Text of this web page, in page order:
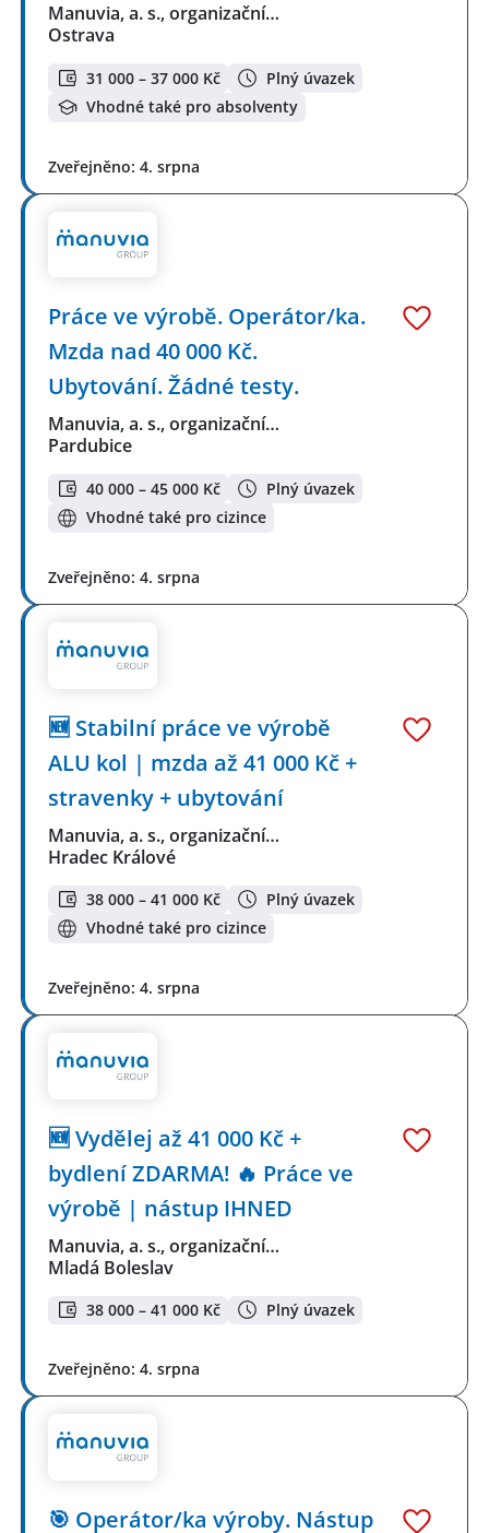
Manuvia, a. s., organizační…
Ostrava
31 000 – 37 000 Kč
Plný úvazek
Vhodné také pro absolventy
Zveřejněno: 4. srpna
Práce ve výrobě. Operátor/ka.
Mzda nad 40 000 Kč.
Ubytování. Žádné testy.
Manuvia, a. s., organizační…
Pardubice
40 000 – 45 000 Kč
Plný úvazek
Vhodné také pro cizince
Zveřejněno: 4. srpna
🆕 Stabilní práce ve výrobě
ALU kol | mzda až 41 000 Kč +
stravenky + ubytování
Manuvia, a. s., organizační…
Hradec Králové
38 000 – 41 000 Kč
Plný úvazek
Vhodné také pro cizince
Zveřejněno: 4. srpna
🆕 Vydělej až 41 000 Kč +
bydlení ZDARMA! 🔥 Práce ve
výrobě | nástup IHNED
Manuvia, a. s., organizační…
Mladá Boleslav
38 000 – 41 000 Kč Plný úvazek
Zveřejněno: 4. srpna
🎯 Operátor/ka výroby. Nástup